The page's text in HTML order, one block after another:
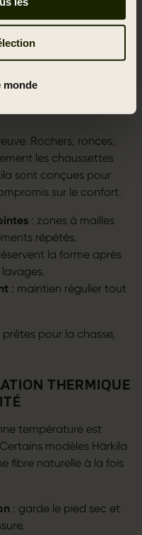
monde
d’endurer de
sans perdre ni leur
AUX TERRAINS
Rochers, ronces,
les chaussettes
sont conçues pour
sur le confort.
: zones à mailles
répétés.
la forme après
: maintien régulier tout
pour la chasse,
THERMIQUE
température est
modèles Härkila
fibre naturelle à la fois
: garde le pied sec et